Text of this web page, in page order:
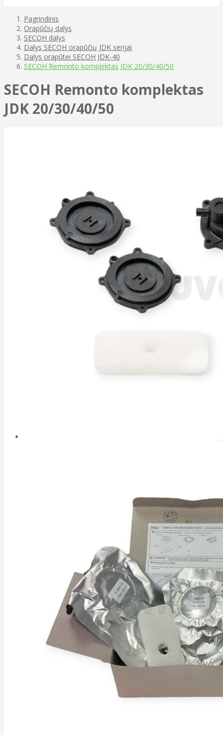
Pagrindinis
Orapūčių dalys
SECOH dalys
Dalys SECOH orapūčių JDK serijai
Dalys orapūtei SECOH JDK-40
SECOH Remonto komplektas JDK 20/30/40/50
SECOH Remonto komplektas
JDK 20/30/40/50